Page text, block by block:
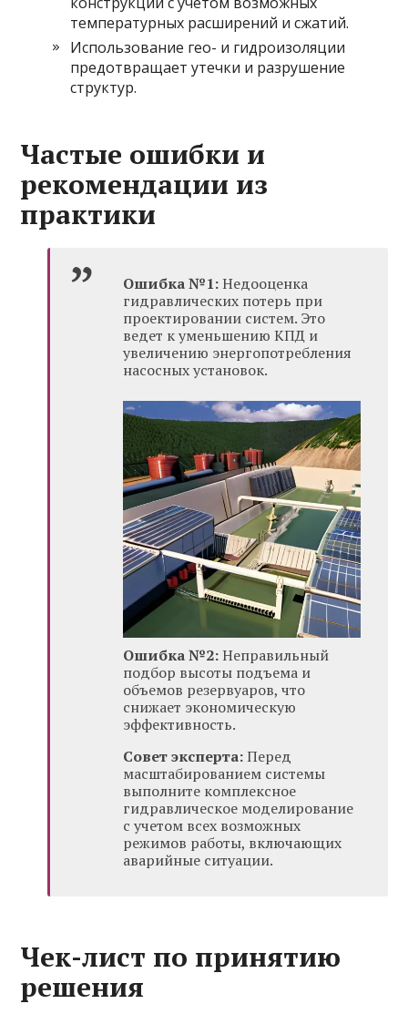
температурных расширений и сжатий.
Использование гео- и гидроизоляции
предотвращает утечки и разрушение
структур.
Частые ошибки и
рекомендации из
практики
Ошибка №1:Недооценка
гидравлических потерь при
проектировании систем. Это
ведет к уменьшению КПД и
увеличению энергопотребления
насосных установок.
Ошибка №2:Неправильный
подбор высоты подъема и
объемов резервуаров, что
снижает экономическую
эффективность.
Совет эксперта:Перед
масштабированием системы
выполните комплексное
гидравлическое моделирование
с учетом всех возможных
режимов работы, включающих
аварийные ситуации.
Чек-лист по принятию
решения